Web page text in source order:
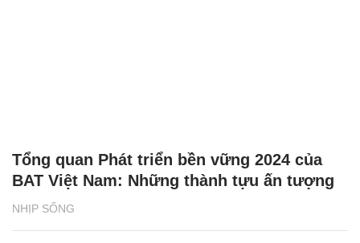
NHỊP SỐNG
Tổng quan Phát triển bền vững 2024 của
BAT Việt Nam: Những thành tựu ấn tượng